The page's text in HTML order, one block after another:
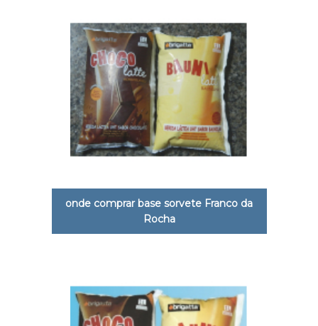
onde comprar base sorvete Franco da
Rocha